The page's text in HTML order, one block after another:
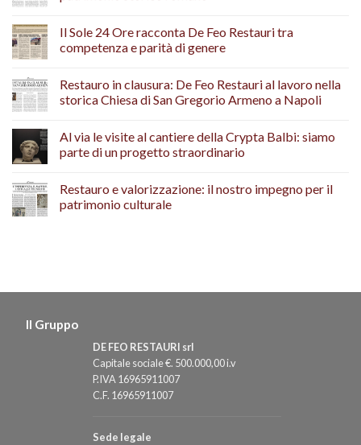
Il Sole 24 Ore racconta De Feo Restauri tra
competenza e parità di genere
Restauro in clausura: De Feo Restauri al lavoro nella
storica Chiesa di San Gregorio Armeno a Napoli
Al via le visite al cantiere della Crypta Balbi: siamo
parte di un progetto straordinario
Restauro e valorizzazione: il nostro impegno per il
patrimonio culturale
Il Gruppo
DE FEO RESTAURI srl
Capitale sociale €. 500.000,00 i.v
P.IVA 16965911007
C.F. 16965911007
Sede legale